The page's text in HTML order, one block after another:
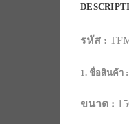
รหัส :
1. ชื่อสินค้า :
ขนาด :